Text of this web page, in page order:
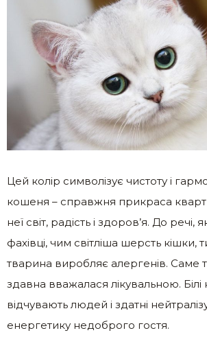
Цей колір символізує чистоту і
кошеня – справжня прикраса
неї світ, радість і здоров’я. До
фахівці, чим світліша шерсть
тварина виробляє алергенів. Саме
здавна вважалася лікувальною. Білі
відчувають людей і здатні
енергетику недоброго гостя.